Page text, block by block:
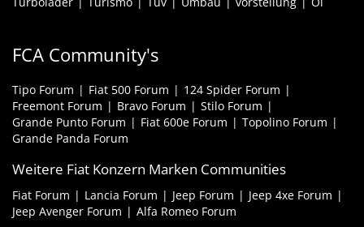
FCA Community's
Tipo Forum Fiat 500 Forum
124 Spider Forum
Freemont Forum
Bravo Forum
Stilo Forum
Grande Punto Forum
Fiat 600e Forum
Topolino Forum
Grande Panda Forum
Weitere Fiat Konzern Marken Communities
Fiat Forum Lancia Forum Jeep Forum
Jeep 4xe Forum
Jeep Avenger Forum
Alfa Romeo Forum